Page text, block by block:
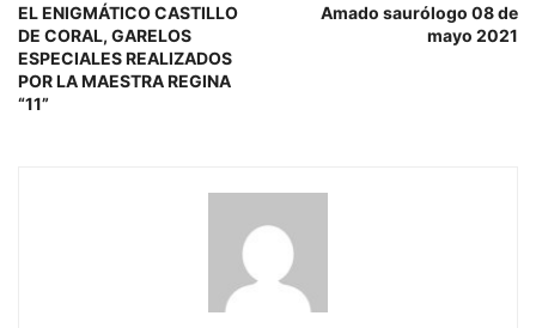
EL ENIGMÁTICO CASTILLO
DE CORAL, GARELOS
ESPECIALES REALIZADOS
POR LA MAESTRA REGINA
“11”
Amado saurólogo 08 de
mayo 2021